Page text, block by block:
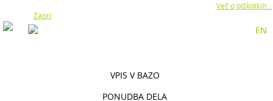
Več o piškotkih...
Zapri
EN
VPIS V BAZO
PONUDBA DELA